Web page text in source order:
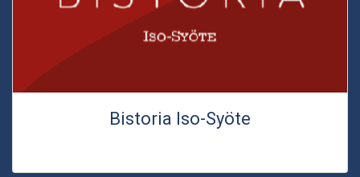
Bistoria Iso-Syöte